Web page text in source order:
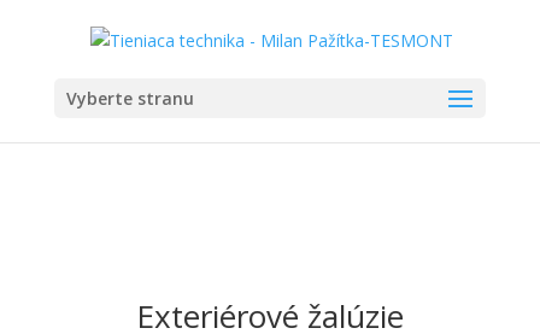
Vyberte stranu
Exteriérové žalúzie